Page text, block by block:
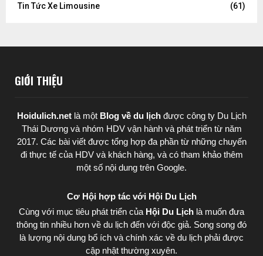
Tin Tức Xe Limousine
(61)
GIỚI THIỆU
Hoidulich.net là một Blog về du lịchđược công ty Du Lịch
Thái Dươngvà nhóm HDV vận hành và phát triển từ năm
2017. Các bài viết được tổng hợp đa phần từ những chuyến
đi thực tế của HDV và khách hàng, và có tham khảo thêm
một số nội dung trên Google.
Cơ Hội hợp tác với Hội Du Lịch
Cùng với mục tiêu phát triển của Hội Du Lịch là muốn đưa
thông tin nhiều hơn về du lịch đến với độc giả. Song song đó
là lượng nội dung bổ ích và chính xác về du lịch phải được
cập nhật thường xuyên.